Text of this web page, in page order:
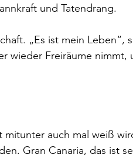
und Tatendrang.
„Es ist mein Leben“,
wieder Freiräume nimmt,
auch mal weiß
Gran Canaria, das ist